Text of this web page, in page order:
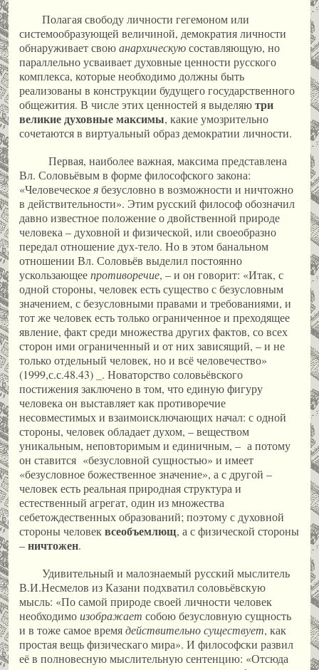
Полагая свободу личности гегемоном или
системообразующей величиной, демократия личности
обнаруживает своюанархическуюсоставляющую, но
параллельно усваивает духовные ценности русского
комплекса, которые необходимо должны быть
реализованы в конструкции будущего государственного
общежития. В числе этих ценностей я выделяютри
великие духовные максимы, какие умозрительно
сочетаются в виртуальный образ демократии личности.
Первая, наиболее важная, максима представлена
Вл. Соловьёвым в форме философского закона:
«Человеческоеябезусловно в возможности и ничтожно
в действительности». Этим русский философ обозначил
давно известное положение о двойственной природе
человека – духовной и физической, или своеобразно
передал отношение дух-тело. Но в этом банальном
отношении Вл. Соловьёв выделил постоянно
ускользающеепротиворечие, – и он говорит: «Итак, с
одной стороны, человек есть существо с безусловным
значением, с безусловными правами и требованиями, и
тот же человек есть только ограниченное и преходящее
явление, факт среди множества других фактов, со всех
сторон ими ограниченный и от них зависящий, – и не
только отдельный человек, но и всё человечество»
(1999,с.с.48.43)
. Новаторство соловьёвского
постижения заключено в том, что единую фигуру
человека он выставляет как противоречие
несовместимых и взаимоисключающих начал: с одной
стороны, человек обладает духом, – веществом
уникальным, неповторимым и единичным, – а потому
он ставится «безусловной сущностью» и имеет
«безусловное божественное значение», а с другой –
человек есть реальная природная структура и
естественный агрегат, один из множества
себетождественных образований; поэтому с духовной
стороны человеквсеобъемлющ, а с физической стороны
–ничтожен.
Удивительный и малознаемый русский мыслитель
В.И.Несмелов из Казани подхватил соловьёвскую
мысль: «По самой природе своей личности человек
необходимоизображает собою безусловную сущность
и в тоже самое времядействительно существует, как
простая вещь физическаго мира». И философски развил
её в полновесную мыслительную сентенцию: «Отсюда